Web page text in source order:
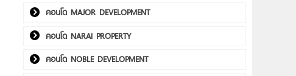
คอนโด MAJOR DEVELOPMENT
คอนโด NARAI PROPERTY
คอนโด NOBLE DEVELOPMENT